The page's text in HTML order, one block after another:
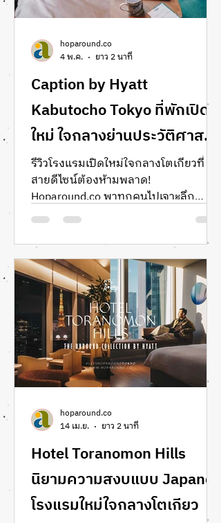
Caption by Hyatt
Kabutocho Tokyo ที่พักเปิด
ใหม่ ใจกลางย่านประวัติศาสตร์
การเงินแห่งโตเกียว
รีวิวโรงแรมเปิดใหม่ใจกลางโตเกียวที่
สายดีไซน์ต้องห้ามพลาด!
Hoparound.co พาทุกคนไปเจาะลึก
Caption by Hyatt Kabutocho Tokyo
ประวัติศาสตร์การเงินที่กำลังถูกปลุกให้
มีชีวิตชีวาอีกครั้ง การรีวิวครั้งนี้เราจะพา
ไปสัมผัสบรรยากาศที่ผสมผสานความโม
เดิร์นเข้ากับกลิ่นอายท้องถิ่นผ่านแนวคิด
‘Talk Shop’ ที่เป็นมากกว่าแค่ล็อบบี้
โรงแรมทั่วไป ร่วมค้นหานิยามใหม่ของ
การเดินทางในย่าน Nihonbashi ที่พร้อม
เติมเต็มแรงบันดาลใจให้เหล่า Modern
Aesthete เช่นคุณครับ
hoparound.co
4 พ.ค.
ยาว 2 นาที
Hotel Toranomon Hills
นิยามความสงบแบบ Japandi
โรงแรมใหม่ใจกลางโตเกียว
hoparound.co
14 เม.ย.
ยาว 2 นาที